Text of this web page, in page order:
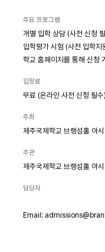
주요 프로그램
개별 입학 상담 (사전 신청
입학평가 시험 (사전 입학지
학교 홈페이지를 통해 신청
입장료
무료 (온라인 사전 신청 필수)
주최
제주국제학교 브랭섬홀
주관
제주국제학교 브랭섬홀
담당자
Email: